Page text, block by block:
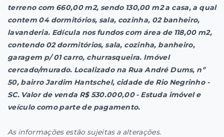
terreno com 660,00 m2, sendo 130,00 m2 a casa, a qual
contem 04 dormitórios, sala, cozinha, 02 banheiro,
lavanderia. Edícula nos fundos com área de 118,00 m2,
contendo 02 dormitórios, sala, cozinha, banheiro,
garagem p/ 01 carro, churrasqueira. Imóvel
cercado/murado. Localizado na Rua André Dums, nº
50, bairro Jardim Hantschel, cidade de Rio Negrinho -
SC. Valor de venda R$ 530.000,00 - Estuda imóvel e
veículo como parte de pagamento.
As informações estão sujeitas a alterações.